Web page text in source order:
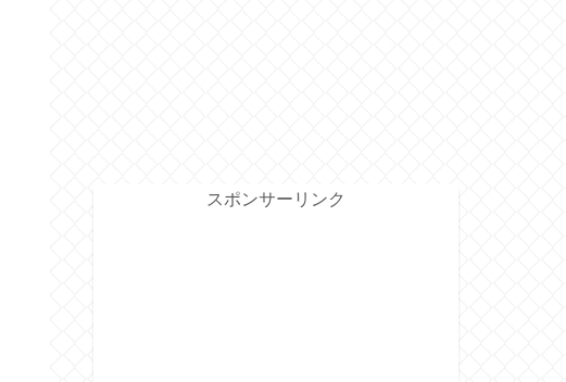
スポンサーリンク